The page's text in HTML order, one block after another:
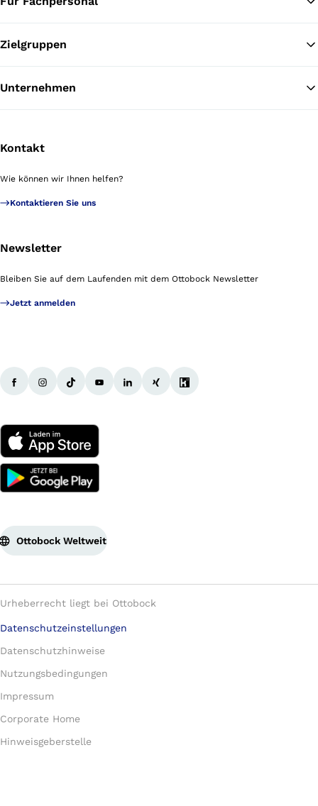
Zielgruppen
Unternehmen
Kontakt
Wie können wir Ihnen helfen?
Kontaktieren Sie uns
Newsletter
Bleiben Sie auf dem Laufenden mit dem Ottobock Newsletter
Jetzt anmelden
Ottobock Weltweit
Urheberrecht liegt bei Ottobock
Datenschutzeinstellungen
Datenschutzhinweise
Nutzungsbedingungen
Impressum
Corporate Home
Hinweisgeberstelle